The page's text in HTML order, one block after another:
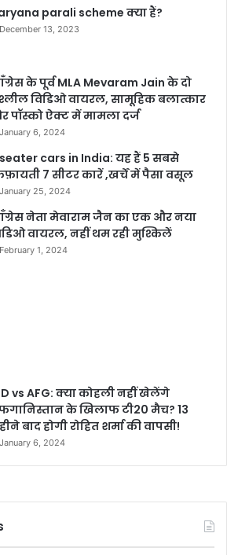
parali scheme क्या हैं?
December 13, 2023
के पूर्व MLA Mevaram Jain के दो
विडिओ वायरल, सामूहिक बलात्कार
पॉस्को ऐक्ट में मामला दर्ज
January 6, 2024
cars in India: यह हैं 5 सबसे
7 सीटर कारें ,खर्चें में पैसा वसूल
January 25, 2024
नेता मेवाराम जैन का एक और नया
वायरल, नहीं थम रही मुश्किलें
February 1, 2024
vs AFG: क्या कोहली नहीं खेलेंगे
के खिलाफ टी20 मैच? 13
बाद होगी रोहित शर्मा की वापसी!
January 6, 2024